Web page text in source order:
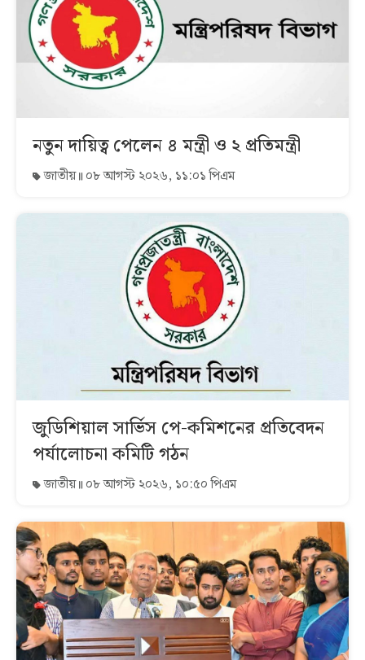
নতুন দায়িত্ব পেলেন ৪ মন্ত্রী ও ২ প্রতিমন্ত্রী
জাতীয় ০৮ আগস্ট ২০২৬, ১১:০১ পিএম
জুডিশিয়াল সার্ভিস পে-কমিশনের প্রতিবেদন
পর্যালোচনা কমিটি গঠন
জাতীয় ০৮ আগস্ট ২০২৬, ১০:৫০ পিএম